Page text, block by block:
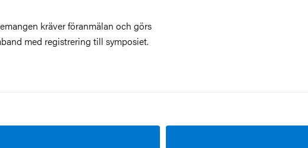
kräver föranmälan och görs
med registrering till symposiet.